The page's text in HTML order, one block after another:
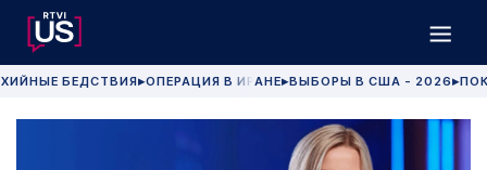
БЕДСТВИЯ▶ОПЕРАЦИЯ В ИРАНЕ▶ВЫБОРЫ В США - 2026 ▶